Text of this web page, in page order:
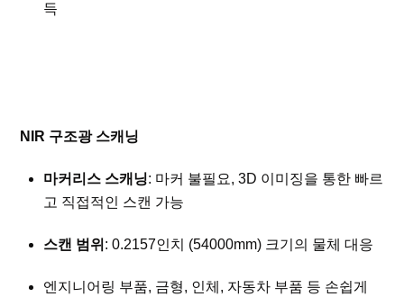
득
NIR 구조광 스캐닝
마커리스 스캐닝: 마커 불필요, 3D 이미징을 통한 빠르
고 직접적인 스캔 가능
스캔 범위 : 0.2157인치 (54000mm) 크기의 물체 대응
엔지니어링 부품, 금형, 인체, 자동차 부품 등 손쉽게